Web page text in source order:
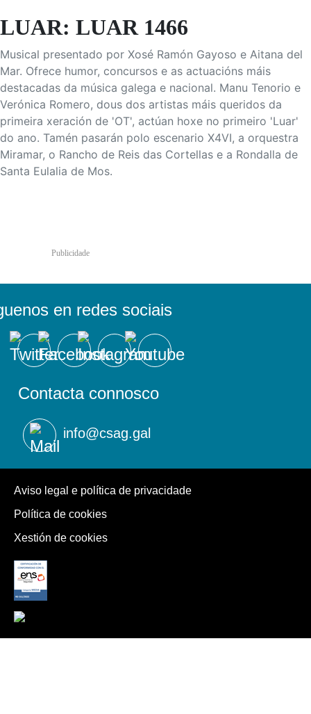
LUAR: LUAR 1466
Musical presentado por Xosé Ramón Gayoso e Aitana del
Mar. Ofrece humor, concursos e as actuacións máis
destacadas da música galega e nacional. Manu Tenorio e
Verónica Romero, dous dos artistas máis queridos da
primeira xeración de 'OT', actúan hoxe no primeiro 'Luar'
do ano. Tamén pasarán polo escenario X4VI, a orquestra
Miramar, o Rancho de Reis das Cortellas e a Rondalla de
Santa Eulalia de Mos.
Publicidade
Contacta connosco
info@csag.gal
en redes sociais
Aviso legal e política de privacidade
Política de cookies
Xestión de cookies